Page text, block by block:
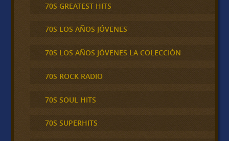
70S GREATEST HITS
70S LOS AÑOS JÓVENES
70S LOS AÑOS JÓVENES LA COLECCIÓN
70S ROCK RADIO
70S SOUL HITS
70S SUPERHITS